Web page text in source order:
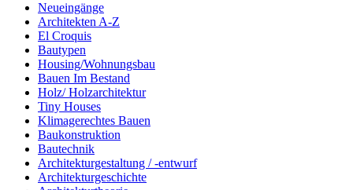
Neueingänge
Architekten A-Z
El Croquis
Bautypen
Housing/Wohnungsbau
Bauen Im Bestand
Holz/ Holzarchitektur
Tiny Houses
Klimagerechtes Bauen
Baukonstruktion
Bautechnik
Architekturgestaltung / -entwurf
Architekturgeschichte